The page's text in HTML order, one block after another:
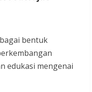
Tipu Tzu Chi
Vaksin Palsu
bentuk
edukasi mengenai